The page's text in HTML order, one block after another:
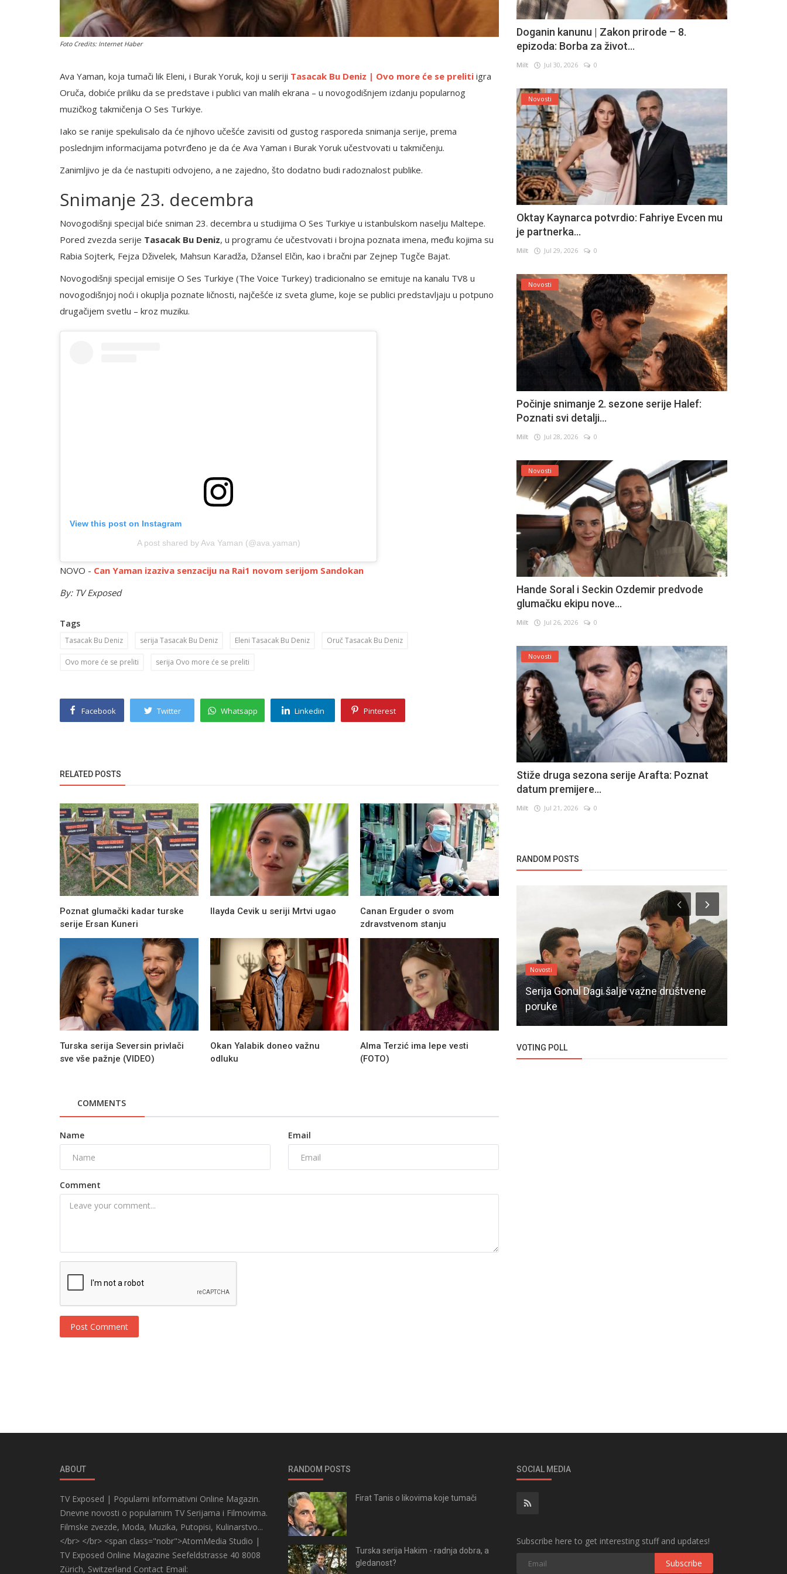
Foto Credits: Internet Haber
Ava Yaman, koja tumači lik Eleni, i Burak Yoruk, koji u seriji Tasacak Bu Deniz | Ovo more će se preliti igra
Oruča, dobiće priliku da se predstave i publici van malih ekrana – u novogodišnjem izdanju popularnog
muzičkog takmičenja O Ses Turkiye.
Iako se ranije spekulisalo da će njihovo učešće zavisiti od gustog rasporeda snimanja serije, prema
poslednjim informacijama potvrđeno je da će Ava Yaman i Burak Yoruk učestvovati u takmičenju.
Zanimljivo je da će nastupiti odvojeno, a ne zajedno, što dodatno budi radoznalost publike.
Snimanje 23. decembra
Novogodišnji specijal biće sniman 23. decembra u studijima O Ses Turkiye u istanbulskom naselju Maltepe.
Pored zvezda serije Tasacak Bu Deniz, u programu će učestvovati i brojna poznata imena, među kojima su
Rabia Sojterk, Fejza Dživelek, Mahsun Karadža, Džansel Elčin, kao i bračni par Zejnep Tugče Bajat.
Novogodišnji specijal emisije O Ses Turkiye (The Voice Turkey) tradicionalno se emituje na kanalu TV8 u
novogodišnjoj noći i okuplja poznate ličnosti, najčešće iz sveta glume, koje se publici predstavljaju u potpuno
drugačijem svetlu – kroz muziku.
View this post on Instagram
A post shared by Ava Yaman (@ava.yaman)
NOVO - Can Yaman izaziva senzaciju na Rai1 novom serijom Sandokan
By: TV Exposed
Tags
Tasacak Bu Deniz serija Tasacak Bu Deniz Eleni Tasacak Bu Deniz Oruč Tasacak Bu Deniz
Ovo more će se preliti serija Ovo more će se preliti
Facebook Twitter Whatsapp Linkedin Pinterest
RELATED POSTS
Poznat glumački kadar turske
serije Ersan Kuneri
Ilayda Cevik u seriji Mrtvi ugao
Canan Erguder o svom
zdravstvenom stanju
Turska serija Seversin privlači
sve vše pažnje (VIDEO)
Okan Yalabik doneo važnu
odluku
Alma Terzić ima lepe vesti
(FOTO)
COMMENTS
Name Email
Comment
Post Comment
Doganin kanunu | Zakon prirode – 8.
epizoda: Borba za život...
Milt Jul 30, 2026 0
Novosti
Oktay Kaynarca potvrdio: Fahriye Evcen mu
je partnerka...
Milt Jul 29, 2026 0
Novosti
Počinje snimanje 2. sezone serije Halef:
Poznati svi detalji...
Milt Jul 28, 2026 0
Novosti
Hande Soral i Seckin Ozdemir predvode
glumačku ekipu nove...
Milt Jul 26, 2026 0
Novosti
Stiže druga sezona serije Arafta: Poznat
datum premijere...
Milt Jul 21, 2026 0
RANDOM POSTS
Novosti
Više detalja o novoj seriji Cansu Dere i
Canera Cindoruka
Filmovi
Kivanc Tatlitug dobija pohvale zbog filma
Boga Boga
Novosti
Serija Gonul Dagi šalje važne društvene
poruke
VOTING POLL
ABOUT
TV Exposed | Popularni Informativni Online Magazin.
Dnevne novosti o popularnim TV Serijama i Filmovima.
Filmske zvezde, Moda, Muzika, Putopisi, Kulinarstvo...
</br> </br> <span class="nobr">AtomMedia Studio |
TV Exposed Online Magazine Seefeldstrasse 40 8008
Zürich, Switzerland Contact Email:
RANDOM POSTS
Firat Tanis o likovima koje tumači
Turska serija Hakim - radnja dobra, a
gledanost?
SOCIAL MEDIA
Subscribe here to get interesting stuff and updates!
Subscribe